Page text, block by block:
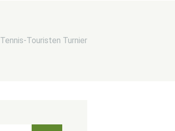
Tennis-Touristen Turnier